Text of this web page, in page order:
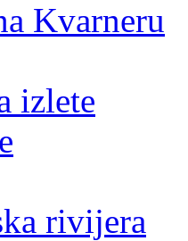
Kvarneru
izlete
rivijera